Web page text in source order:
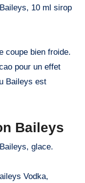
10 ml sirop
coupe bien froide.
pour un effet
Baileys est
Baileys
glace.
Vodka,